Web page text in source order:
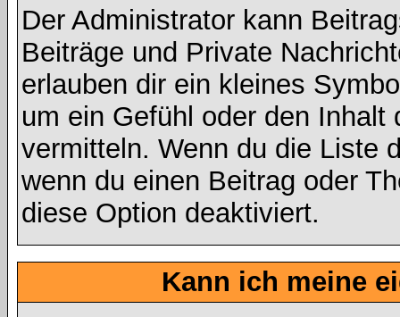
Der Administrator kann
Beiträge und Private
erlauben dir ein kleines
um ein Gefühl oder den
vermitteln. Wenn du die Liste
wenn du einen Beitrag oder
diese Option deaktiviert.
Kann ich meine